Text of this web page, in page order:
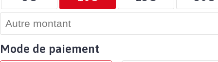
Mode de paiement